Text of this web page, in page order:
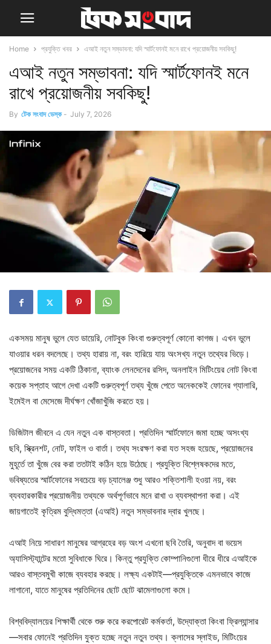
Home প্রযুক্তি খবর এআই নতুন সম্ভাবনা: যদি স্মার্টফোনই মনে রাখে প্রয়োজনীয় সবকিছু!
এআই নতুন সম্ভাবনা: যদি স্মার্টফোনই মনে
রাখে প্রয়োজনীয় সবকিছু!
By টেক সংবাদ ডেস্ক - July 7, 2026
একসময় মানুষ ভুলে যেত ডায়েরি, নোটবুক কিংবা গুরুত্বপূর্ণ কোনো কাগজ। এখন ভুলে
যাওয়ার ধরন বদলেছে। তথ্য হারায় না, বরং হারিয়ে যায় অংসখ্য নতুন তথ্যের ভিড়ে।
প্রয়োজনের সময় একটি ঠিকানা, ব্যাংক লেনদেনের রসিদ, অনলাইন মিটিংয়ের নোট কিংবা
কয়েক সপ্তাহ আগে দেখা একটি গুরুত্বপূর্ণ তথ্য খুঁজে পেতে অনেককেই ফোনের গ্যালারি,
ইমেইল বা মেসেজে দীর্ঘক্ষণ খোঁজাখুঁজি করতে হয়।
ডিজিটাল জীবনে এ যেন নতুন এক বাস্তবতা। প্রতিদিন স্মার্টফোনে জমা হচ্ছে অসংখ্য
ছবি, স্ক্রিনশট, নোট, ফাইল ও বার্তা। তথ্য সংরক্ষণ করা যত সহজ হয়েছে, প্রয়োজনের
মুহূর্তে তা খুঁজে বের করা ততটাই কঠিন হয়ে উঠেছে। প্রযুক্তি বিশ্লেষকদের মতে,
ভবিষ্যতের স্মার্টফোনের সবচেয়ে বড় চ্যালেঞ্জ শুধু আরও শক্তিশালী হওয়া নয়, বরং
ব্যবহারকারীর প্রয়োজনীয় তথ্যকে অর্থপূর্ণভাবে মনে রাখা ও ব্যবস্থাপনা করা। এই
জায়গাতেই কৃত্রিম বুদ্ধিমত্তা (এআই) নতুন সম্ভাবনার দ্বার খুলছে।
এআই নিয়ে সাধারণ মানুষের আগ্রহের বড় অংশ এখনো ছবি তৈরি, অনুবাদ বা ভয়েস
অ্যাসিস্ট্যান্টের মতো সুবিধাকে ঘিরে। কিন্তু প্রযুক্তি কোম্পানিগুলো ধীরে ধীরে এআইকে
আরও বাস্তবমুখী কাজে ব্যবহার করছে। লক্ষ্য একটাই—প্রযুক্তিকে এমনভাবে কাজে
লাগানো, যাতে মানুষের প্রতিদিনের ছোট ছোট ঝামেলাগুলো কমে।
বিশ্ববিদ্যালয়ের শিক্ষার্থী থেকে শুরু করে করপোরেট কর্মকর্তা, উদ্যোক্তা কিংবা ফ্রিল্যান্সার
—সবার ফোনেই প্রতিদিন যুক্ত হচ্ছে নতুন নতুন তথ্য। ক্লাসের স্লাইড, মিটিংয়ের